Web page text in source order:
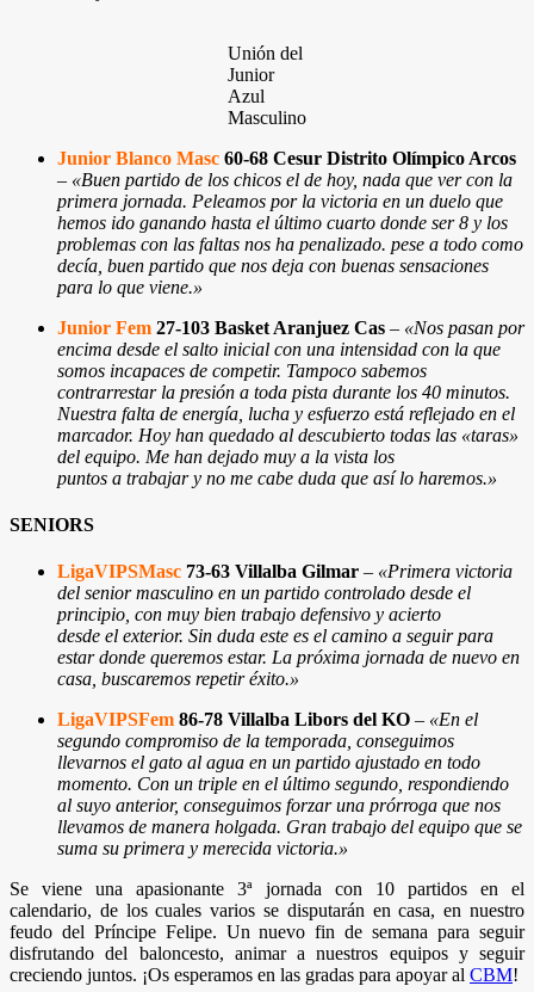
Unión del
Junior
Azul
Masculino
Junior Blanco Masc 60-68 Cesur Distrito Olímpico Arcos
– «Buen partido de los chicos el de hoy, nada que ver con la
primera jornada. Peleamos por la victoria en un duelo que
hemos ido ganando hasta el último cuarto donde ser 8 y los
problemas con las faltas nos ha penalizado. pese a todo como
decía, buen partido que nos deja con buenas sensaciones
para lo que viene.»
Junior Fem 27-103 Basket Aranjuez Cas – «Nos pasan por
encima desde el salto inicial con una intensidad con la que
somos incapaces de competir. Tampoco sabemos
contrarrestar la presión a toda pista durante los 40 minutos.
Nuestra falta de energía, lucha y esfuerzo está reflejado en el
marcador. Hoy han quedado al descubierto todas las «taras»
del equipo. Me han dejado muy a la vista los
puntos a trabajar y no me cabe duda que así lo haremos.»
SENIORS
LigaVIPSMasc 73-63 Villalba Gilmar – «Primera victoria
del senior masculino en un partido controlado desde el
principio, con muy bien trabajo defensivo y acierto
desde el exterior. Sin duda este es el camino a seguir para
estar donde queremos estar. La próxima jornada de nuevo en
casa, buscaremos repetir éxito.»
LigaVIPSFem 86-78 Villalba Libors del KO – «En el
segundo compromiso de la temporada, conseguimos
llevarnos el gato al agua en un partido ajustado en todo
momento. Con un triple en el último segundo, respondiendo
al suyo anterior, conseguimos forzar una prórroga que nos
llevamos de manera holgada. Gran trabajo del equipo que se
suma su primera y merecida victoria.»
Se viene una apasionante 3ª jornada con 10 partidos en el
calendario, de los cuales varios se disputarán en casa, en nuestro
feudo del Príncipe Felipe. Un nuevo fin de semana para seguir
disfrutando del baloncesto, animar a nuestros equipos y seguir
creciendo juntos. ¡Os esperamos en las gradas para apoyar al CBM!